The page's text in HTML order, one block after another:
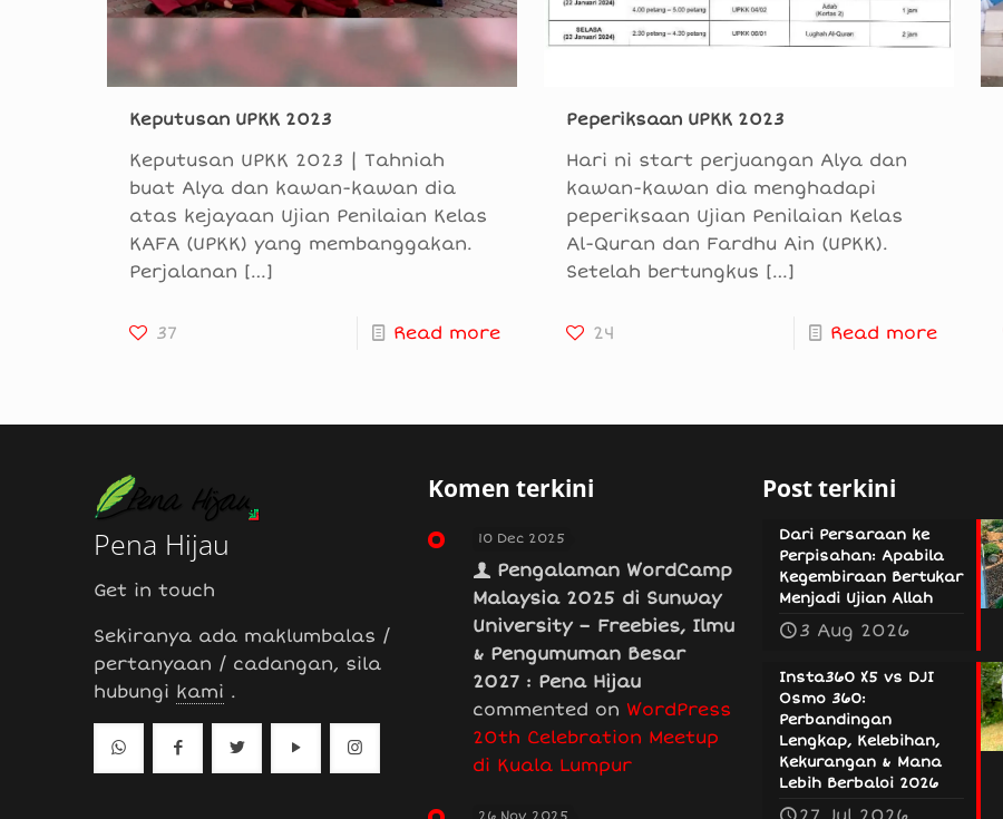
Keputusan UPKK 2023
Keputusan UPKK 2023 | Tahniah
buat Alya dan kawan-kawan dia
atas kejayaan Ujian Penilaian Kelas
KAFA (UPKK) yang membanggakan.
Perjalanan […]
37 Read more
Peperiksaan UPKK 2023
Hari ni start perjuangan Alya dan
kawan-kawan dia menghadapi
peperiksaan Ujian Penilaian Kelas
Al-Quran dan Fardhu Ain (UPKK).
Setelah bertungkus […]
24 Read more
Pena Hijau
Get in touch
Sekiranya ada maklumbalas /
pertanyaan / cadangan, sila
hubungi kami .
Komen terkini
10 Dec 2025
Pengalaman WordCamp
Malaysia 2025 di Sunway
University – Freebies, Ilmu
& Pengumuman Besar
2027 : Pena Hijau
commented on WordPress
20th Celebration Meetup
di Kuala Lumpur
Post terkini
Dari Persaraan ke
Perpisahan: Apabila
Kegembiraan Bertukar
Menjadi Ujian Allah
3 Aug 2026
Insta360 X5 vs DJI
Osmo 360:
Perbandingan
Lengkap, Kelebihan,
Kekurangan & Mana
Lebih Berbaloi 2026